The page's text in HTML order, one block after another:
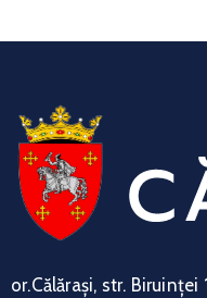
or.Călărași, str. Biruinței 1